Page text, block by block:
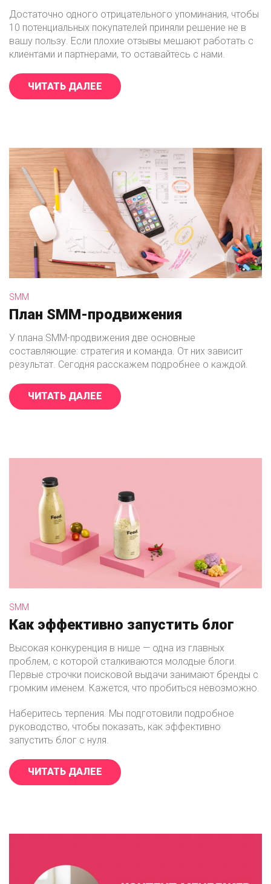
Достаточно одного отрицательного упоминания, чтобы
10 потенциальных покупателей приняли решение не в
вашу пользу. Если плохие отзывы мешают работать с
клиентами и партнерами, то оставайтесь с нами.
ЧИТАТЬ ДАЛЕЕ «АГЕНТСТВО ПО УПРАВЛЕНИЮ
SMM
План SMM-продвижения
У плана SMM-продвижения две основные
составляющие: стратегия и команда. От них зависит
результат. Сегодня расскажем подробнее о каждой.
ЧИТАТЬ ДАЛЕЕ «ПЛАН SMM-ПРОДВИЖЕНИЯ»
SMM
Как эффективно запустить блог
Высокая конкуренция в нише — одна из главных
проблем, с которой сталкиваются молодые блоги.
Первые строчки поисковой выдачи занимают бренды с
громким именем. Кажется, что пробиться невозможно.
Наберитесь терпения. Мы подготовили подробное
руководство, чтобы показать, как эффективно
запустить блог с нуля.
ЧИТАТЬ ДАЛЕЕ «КАК ЭФФЕКТИВНО ЗАПУСТИТЬ